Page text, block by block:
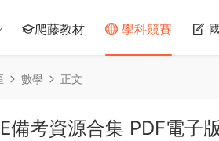
爬藤教材 學科競賽
數學 正文
備考資源合集 PDF電